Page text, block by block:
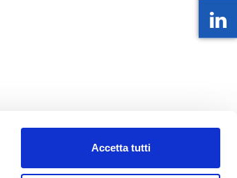
Accetta tutti